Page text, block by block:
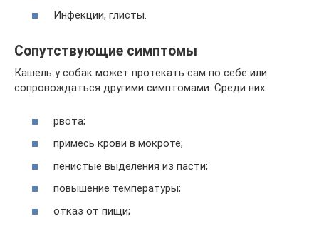
Инфекции, глисты.
Сопутствующие симптомы
Кашель у собак может протекать сам по себе или
сопровождаться другими симптомами. Среди них:
рвота;
примесь крови в мокроте;
пенистые выделения из пасти;
повышение температуры;
отказ от пищи;